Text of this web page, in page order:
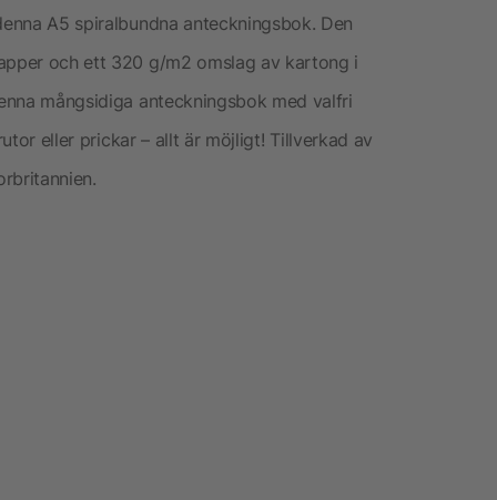
A5 spiralbundna anteckningsbok. Den
och ett 320 g/m2 omslag av kartong i
mångsidiga anteckningsbok med valfri
eller prickar – allt är möjligt! Tillverkad av